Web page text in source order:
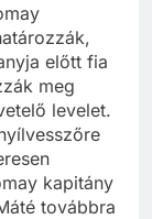
előtt fia
meg
levelet.
kapitány
továbbra